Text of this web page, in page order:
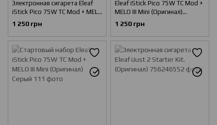
Электронная сигарета Eleaf
iStick Pico 75W TC Mod + MELO
III Mini (Оригинал)
1 250 грн
Eleaf iStick Pico 75W TC Mod +
MELO III Mini (Оригинал)
Черный
1 250 грн